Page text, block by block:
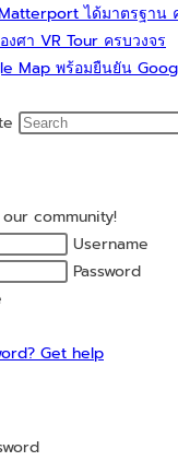
ได้มาตรฐาน
ศา VR Tour ครบวงจร
Map พร้อมยืนยัน
community!
Username
Password
Get help